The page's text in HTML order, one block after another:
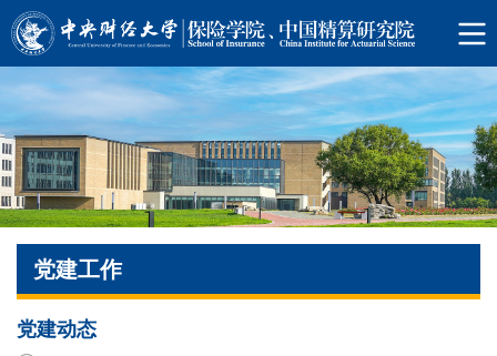
党建工作
党建动态